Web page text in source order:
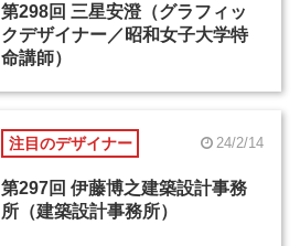
第298回 三星安澄（グラフィッ
クデザイナー／昭和女子大学特
命講師）
注目のデザイナー 24/2/14
第297回 伊藤博之建築設計事務
所（建築設計事務所）